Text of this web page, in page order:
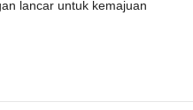
lancar untuk kemajuan